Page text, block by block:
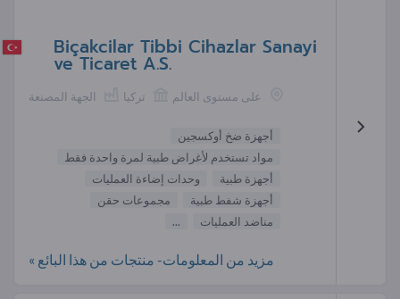
Biçakcilar Tibbi Cihazlar Sanayi
ve Ticaret A.S.
الجهة المصنعة تركيا على مستوى العالم
أجهزة ضخ أوكسجين
مواد تستخدم لأغراض طبية لمرة واحدة فقط
أجهزة طبية
وحدات إضاءة العمليات
أجهزة شفط طبية
مجموعات حقن
مناضد العمليات
...
مزيد من المعلومات- منتجات من هذا البائع »